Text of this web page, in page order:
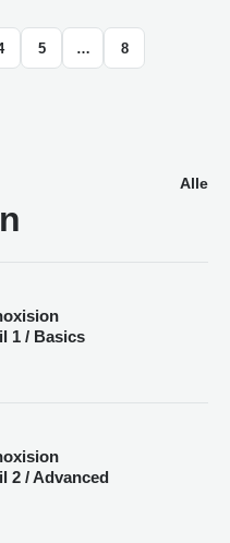
5 … 8
Alle
1 / Basics
2 / Advanced